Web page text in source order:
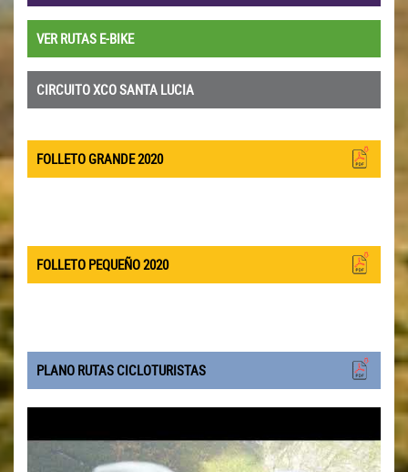
VER RUTAS E-BIKE
CIRCUITO XCO SANTA LUCIA
FOLLETO GRANDE 2020
FOLLETO PEQUEÑO 2020
PLANO RUTAS CICLOTURISTAS